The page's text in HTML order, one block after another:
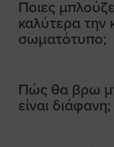
Ποιες
καλύτερα την
σωματότυπο;
Πώς θα βρω
είναι διάφανη;